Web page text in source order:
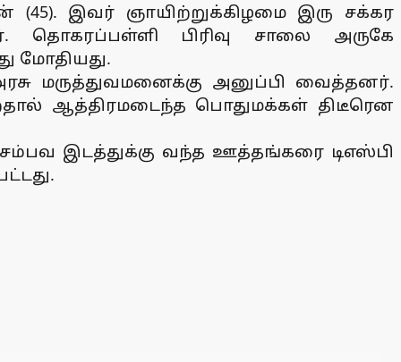
(45). இவர் ஞாயிற்றுக்கிழமை இரு சக்கர
தொகரப்பள்ளி பிரிவு சாலை அருகே
மோதியது.
மருத்துவமனைக்கு அனுப்பி வைத்தனர்.
ஆத்திரமடைந்த பொதுமக்கள் திடீரென
இடத்துக்கு வந்த ஊத்தங்கரை டிஎஸ்பி